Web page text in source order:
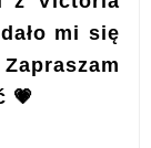
mi się
💗